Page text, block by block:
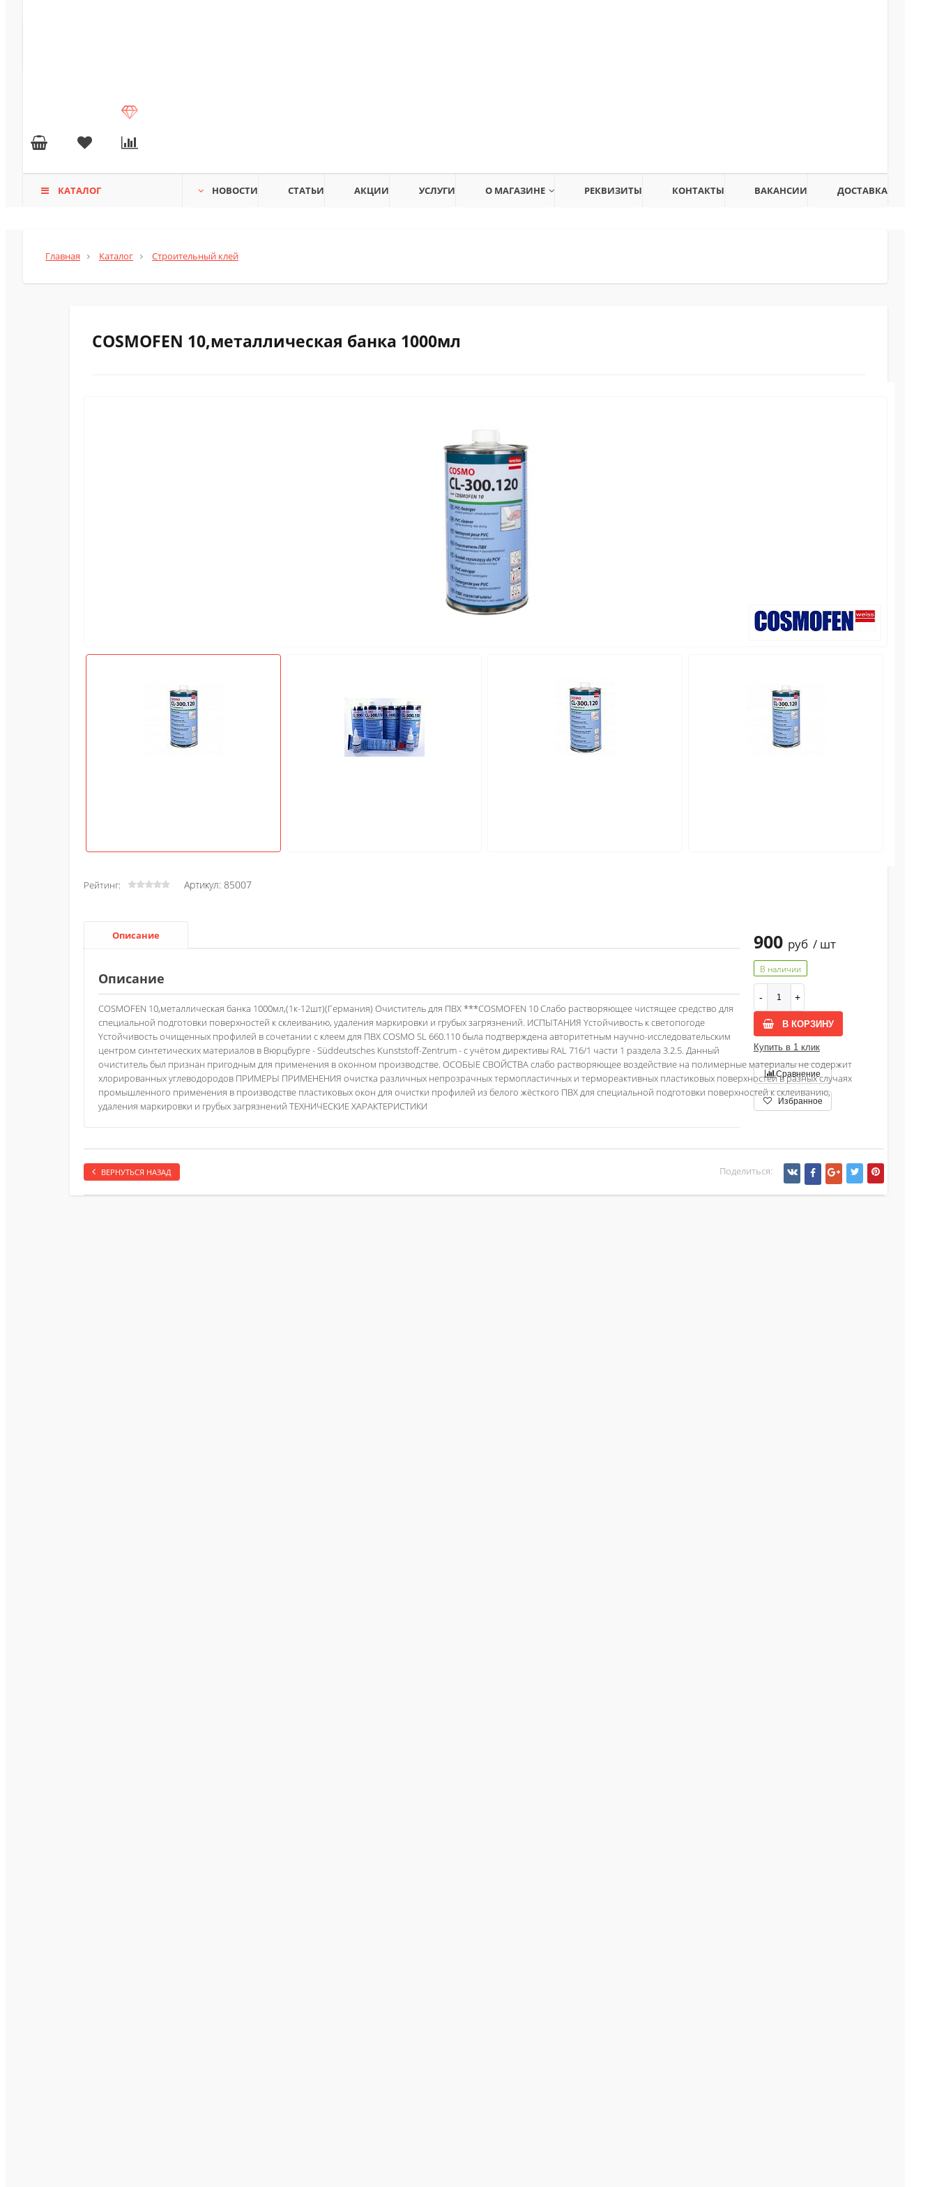
КАТАЛОГ НОВОСТИ СТАТЬИ АКЦИИ УСЛУГИ О МАГАЗИНЕ РЕКВИЗИТЫ КОНТАКТЫ ВАКАНСИИ ДОСТАВКА
Главная Каталог Строительный клей
COSMOFEN 10,металлическая банка 1000мл
Рейтинг: Артикул: 85007
900 руб / шт
В наличии
В КОРЗИНУ
Купить в 1 клик
Сравнение
Избранное
Описание
Описание
COSMOFEN 10,металлическая банка 1000мл,(1к-12шт)(Германия) Очиститель для ПВХ ***COSMOFEN 10 Слабо растворяющее чистящее средство для
специальной подготовки поверхностей к склеиванию, удаления маркировки и грубых загрязнений. ИСПЫТАНИЯ Yстойчивость к светопогоде
Yстойчивость очищенных профилей в сочетании с клеем для ПВХ COSMO SL 660.110 была подтверждена авторитетным научно-исследовательским
центром синтетических материалов в Вюрцбурге - Süddeutsches Kunststoff-Zentrum - с учётом директивы RAL 716/1 части 1 раздела 3.2.5. Данный
очиститель был признан пригодным для применения в оконном производстве. ОСОБЫЕ СВОЙСТВА слабо растворяющее воздействие на полимерные материалы не содержит
хлорированных углеводородов ПРИМЕРЫ ПРИМЕНЕНИЯ очистка различных непрозрачных термопластичных и термореактивных пластиковых поверхностей в разных случаях
промышленного применения в производстве пластиковых окон для очистки профилей из белого жёсткого ПВХ для специальной подготовки поверхностей к склеиванию,
удаления маркировки и грубых загрязнений ТЕХНИЧЕСКИЕ ХАРАКТЕРИСТИКИ
ВЕРНУТЬСЯ НАЗАД Поделиться: